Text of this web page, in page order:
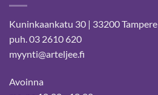
Kuninkaankatu 30 | 33200 Tampere
puh. 03 2610 620
myynti@arteljee.fi
Avoinna